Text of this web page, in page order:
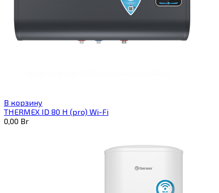
В корзину
THERMEX ID 80 H (pro) Wi-Fi
0,00 Br